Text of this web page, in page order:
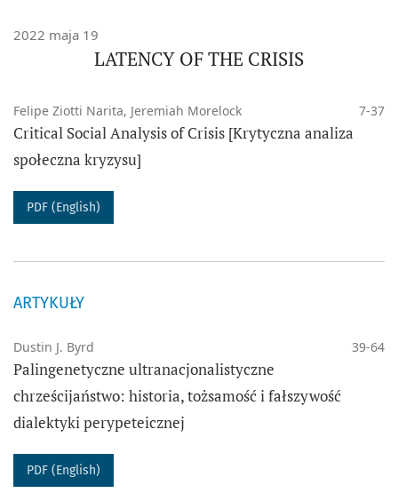
Wrocławskiego Sp. z o.o.
POLITYKA FUNKCJONOWANIA CZASOPISMA
AKTUALNY NUMER
ARCHIWUM
DOAJ; CEEOL; ERIH PLUS 2015; ARIANTA; PKP Index;
ZNAJDZIESZ NAS:
2022 maja 19
LATENCY OF THE CRISIS
Felipe Ziotti Narita, Jeremiah Morelock 7-37
Critical Social Analysis of Crisis [Krytyczna analiza
społeczna kryzysu]
PDF (English)
ARTYKUŁY
Dustin J. Byrd 39-64
Palingenetyczne ultranacjonalistyczne
chrześcijaństwo: historia, tożsamość i fałszywość
dialektyki perypeteicznej
PDF (English)